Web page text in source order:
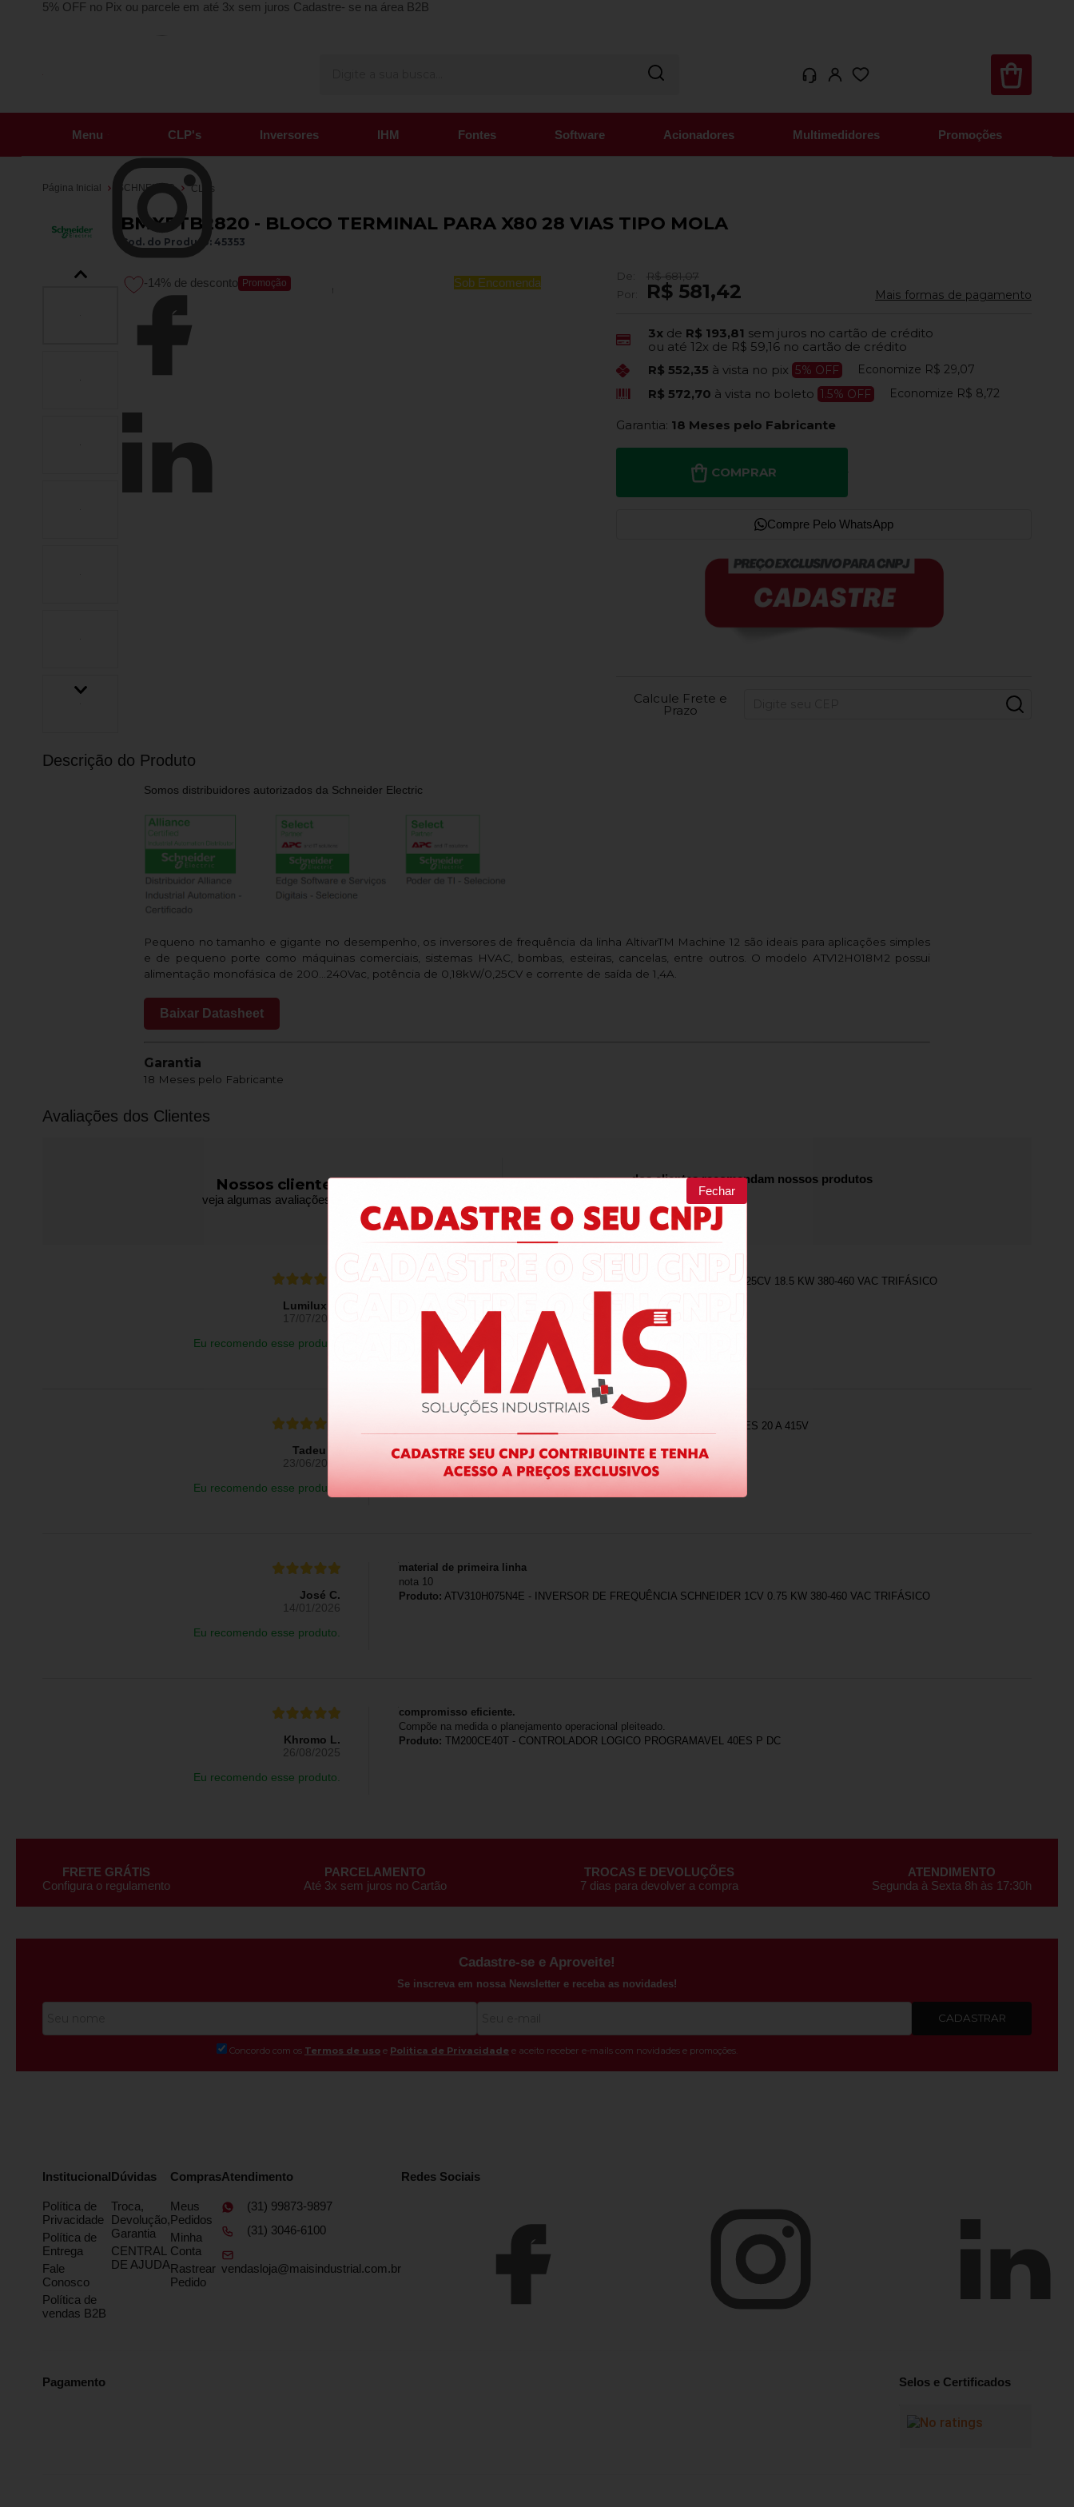
5% OFF no Pix ou parcele em até 3x sem juros Cadastre- se na área B2B
Menu CLP's Inversores IHM Fontes Software Acionadores Multimedidores Promoções
Página Inicial SCHNEIDER CLPs
BMXFTB2820 - BLOCO TERMINAL PARA X80 28 VIAS TIPO MOLA
Cod. do Produto: 45353
-14% de desconto Promoção Sob Encomenda De:
R$ 681,07
Por:
R$ 581,42 Mais formas de pagamento
3x de R$ 193,81 sem juros no cartão de crédito
ou até12x de R$ 59,16 no cartão de crédito
R$ 552,35 à vista no pix 5% OFF Economize R$ 29,07
R$ 572,70 à vista no boleto 1.5% OFF Economize R$ 8,72
Garantia: 18 Meses pelo Fabricante
COMPRAR
Compre Pelo WhatsApp
Calcule Frete e
Prazo
Descrição do Produto
Somos distribuidores autorizados da Schneider Electric
Pequeno no tamanho e gigante no desempenho, os inversores de frequência da linha AltivarTM Machine 12 são ideais para aplicações simples
e de pequeno porte como máquinas comerciais, sistemas HVAC, bombas, esteiras, cancelas, entre outros. O modelo ATV12H018M2 possui
alimentação monofásica de 200...240Vac, potência de 0,18kW/0,25CV e corrente de saída de 1,4A.
Baixar Datasheet
Garantia
18 Meses pelo Fabricante
Avaliações dos Clientes
Nossos clientes falam por nós!
veja algumas avaliações de produtos da nossa loja. 100% dos clientes recomendam nossos produtos
Lumilux L.
17/07/2026
Eu recomendo esse produto.
Produto:
ATV310HD18N4E - INVERSOR DE FREQUÊNCIA SCHNEIDER 25CV 18.5 KW 380-460 VAC TRIFÁSICO
Tadeu R.
23/06/2026
Eu recomendo esse produto.
A9S60220 - INTERRUPTOR SECCIONADOR ACTI9 ISW 2 POLES 20 A 415V
José C.
14/01/2026
Eu recomendo esse produto.
material de primeira linha
nota 10
Produto: ATV310H075N4E - INVERSOR DE FREQUÊNCIA SCHNEIDER 1CV 0.75 KW 380-460 VAC TRIFÁSICO
Khromo L.
26/08/2025
Eu recomendo esse produto.
compromisso eficiente.
Compõe na medida o planejamento operacional pleiteado.
Produto: TM200CE40T - CONTROLADOR LOGICO PROGRAMAVEL 40ES P DC
FRETE GRÁTIS
Configura o regulamento
PARCELAMENTO
Até 3x sem juros no Cartão
TROCAS E DEVOLUÇÕES
7 dias para devolver a compra
ATENDIMENTO
Segunda à Sexta 8h às 17:30h
Cadastre-se e Aproveite!
Se inscreva em nossa Newsletter e receba as novidades!
Concordo com os Termos de uso e Politica de Privacidade e aceito receber e-mails com novidades e promoções.
CADASTRAR
Institucional
Política de
Privacidade
Política de
Entrega
Fale
Conosco
Política de
vendas B2B
Dúvidas
Troca,
Devolução,
Garantia
CENTRAL
DE AJUDA
Compras
Meus
Pedidos
Minha
Conta
Rastrear
Pedido
Atendimento
(31) 99873-9897
(31) 3046-6100
vendasloja@maisindustrial.com.br
Redes Sociais
Pagamento Selos e Certificados
Fechar